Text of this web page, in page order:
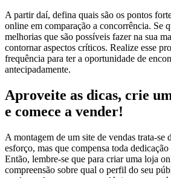
A partir daí, defina quais são os pontos
online em comparação a concorrência. Se
melhorias que são possíveis fazer na sua
contornar aspectos críticos. Realize esse
frequência para ter a oportunidade de
antecipadamente.
Aproveite as dicas, crie
e comece a vender!
A montagem de um site de vendas trata-se
esforço, mas que compensa toda
Então, lembre-se que para criar uma loja
compreensão sobre qual o perfil do seu